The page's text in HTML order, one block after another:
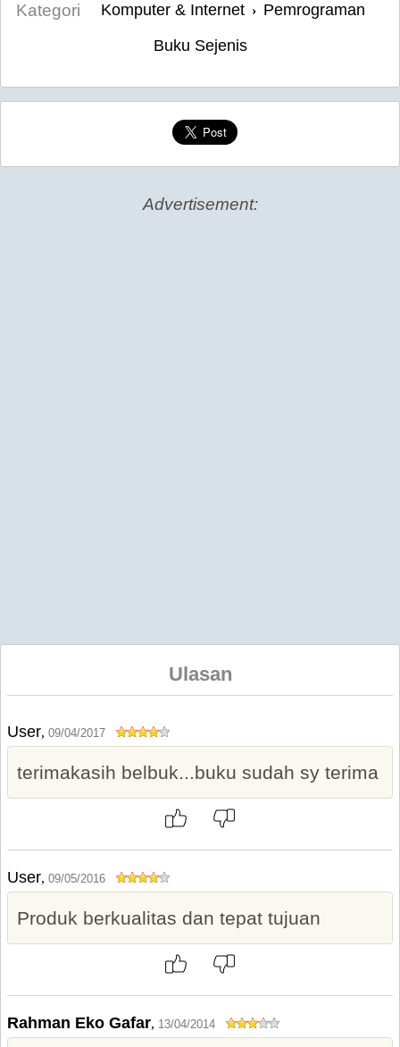
Kategori
Komputer & Internet › Pemrograman
Buku Sejenis
Advertisement:
Ulasan
User, 09/04/2017
terimakasih belbuk...buku sudah sy terima
User, 09/05/2016
Produk berkualitas dan tepat tujuan
Rahman Eko Gafar, 13/04/2014